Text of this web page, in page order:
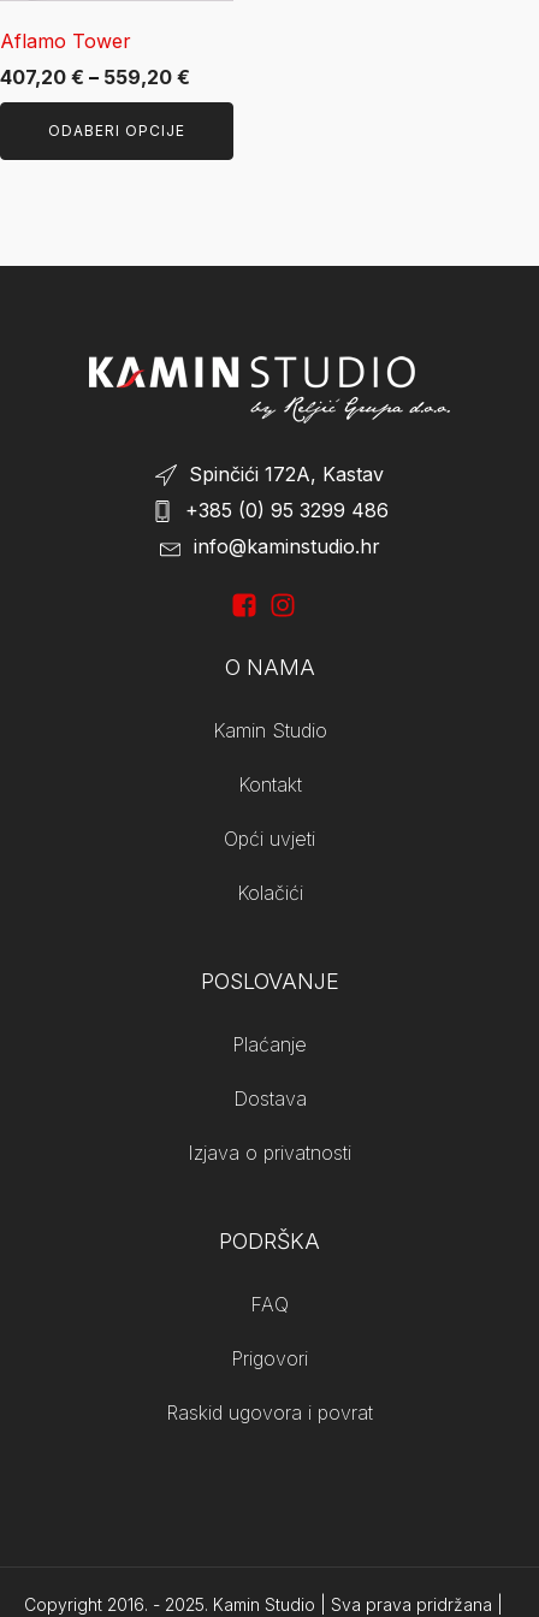
Aflamo Tower
407,20 € – 559,20 €
cijena:
407,20 €
ODABERI OPCIJE
na
stranici
proizvoda
Spinčići 172A, Kastav
+385 (0) 95 3299 486
info@kaminstudio.hr
O NAMA
Kamin Studio
Kontakt
Opći uvjeti
Kolačići
POSLOVANJE
Plaćanje
Dostava
Izjava o privatnosti
PODRŠKA
FAQ
Prigovori
Raskid ugovora i povrat
Copyright 2016. - 2025. Kamin Studio | Sva prava pridržana |